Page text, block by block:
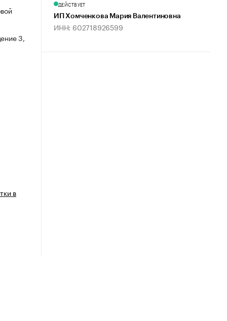
3,
в
ДЕЙСТВУЕТ
ИП Хомченкова Мария Валентиновна
ИНН: 602718926599